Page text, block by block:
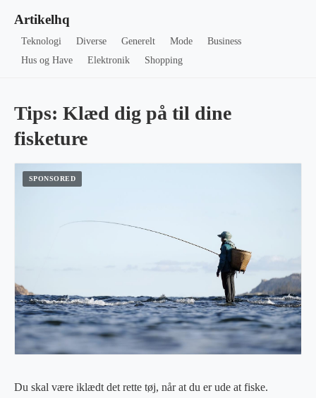
Artikelhq
Teknologi Diverse Generelt Mode
Business
Hus og Have
Elektronik Shopping
Tips: Klæd dig på til dine
fisketure
Du skal være iklædt det rette tøj, når at du er ude at fiske.